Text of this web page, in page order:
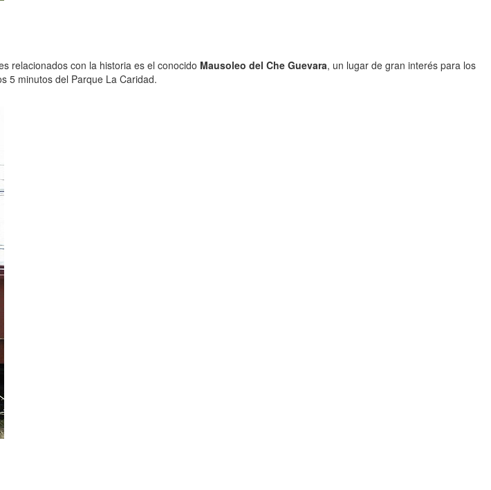
relacionados con la historia es el conocido Mausoleo del Che Guevara, un lugar de gran interés para los
5 minutos del Parque La Caridad.